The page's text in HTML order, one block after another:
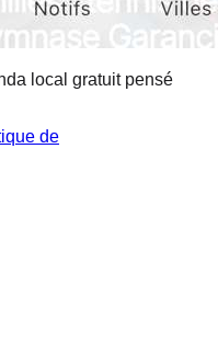
local gratuit pensé
de